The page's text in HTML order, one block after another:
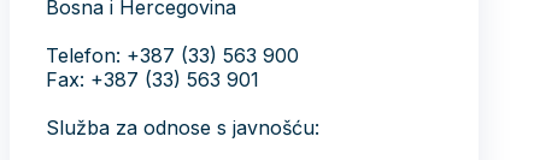
Bosna i Hercegovina
Telefon: +387 (33) 563 900
Fax: +387 (33) 563 901
Služba za odnose s javnošću: